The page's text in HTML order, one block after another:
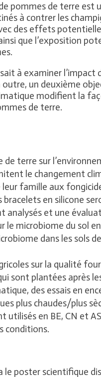
pommes de terre est
à contrer les
des effets
que l’exposition
à examiner l’impact
outre, un deuxième
modifient la
de terre.
de terre sur
le changement
famille aux
en silicone
et une
le microbiome du sol
dans les sols
sur la qualité
sont plantées après
des essais en
plus chaudes/plus
utilisés en BE, CN et
conditions.
poster scientifique